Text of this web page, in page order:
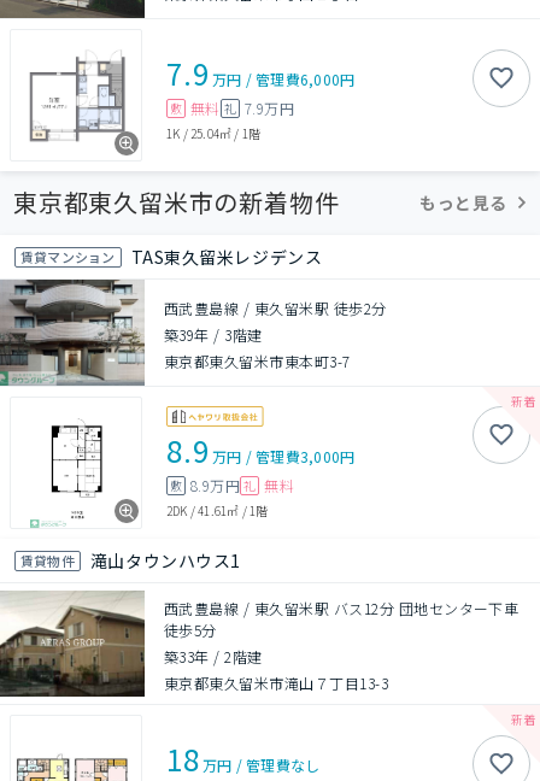
7.9 万円 /管理費6,000円
敷 無料 礼 7.9万円
1K / 25.04㎡ / 1階
東京都東久留米市の新着物件 もっと見る
賃貸マンション TAS東久留米レジデンス
西武豊島線 / 東久留米駅 徒歩2分
築39年 / 3階建
東京都東久留米市東本町3-7
8.9 万円 /管理費3,000円
敷 8.9万円 礼 無料
2DK /41.61㎡ /1階
賃貸物件 滝山タウンハウス1
西武豊島線 / 東久留米駅 バス12分 団地センター下車
徒歩5分
築33年 /2階建
東京都東久留米市滝山７丁目13-3
18万円 /管理費なし